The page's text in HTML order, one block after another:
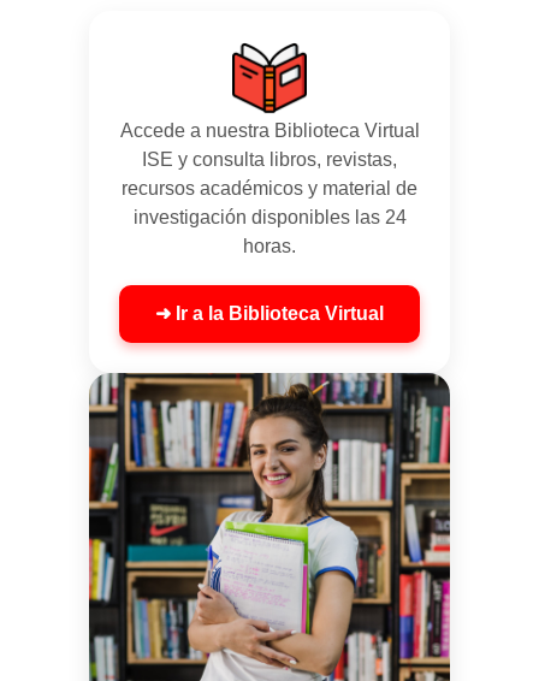
Accede a nuestra Biblioteca Virtual
ISE y consulta libros, revistas,
recursos académicos y material de
investigación disponibles las 24
horas.
➜ Ir a la Biblioteca Virtual